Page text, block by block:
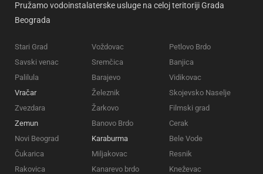
Pružamo vodoinstalaterske usluge na celoj teritoriji Grada
Beograda
Stari Grad
Savski venac
Palilula
Vračar
Zvezdara
Zemun
Novi Beograd
Čukarica
Rakovica
Voždovac
Sremčica
Barajevo
Železnik
Žarkovo
Banovo Brdo
Karaburma
Miljakovac
Kanarevo brdo
Petlovo Brdo
Banjica
Vidikovac
Skojevsko Naselje
Filmski grad
Cerak
Bele Vode
Resnik
Kneževac